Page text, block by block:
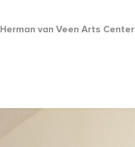
Herman van Veen Arts Center